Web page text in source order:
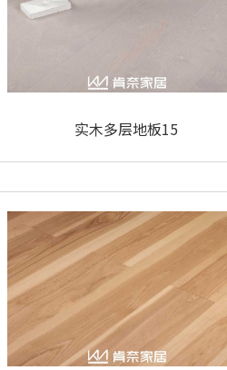
实木多层地板15